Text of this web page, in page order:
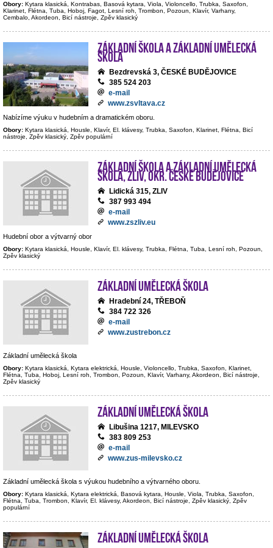
Obory: Kytara klasická, Kontrabas, Basová kytara, Viola, Violoncello, Trubka, Saxofon,
Klarinet, Flétna, Tuba, Hoboj, Fagot, Lesní roh, Trombon, Pozoun, Klavír, Varhany,
Cembalo, Akordeon, Bicí nástroje, Zpěv klasický
Základní škola a základní umělecká
škola
Bezdrevská 3, ČESKÉ BUDĚJOVICE
385 524 203
e-mail
www.zsvltava.cz
Nabízíme výuku v hudebním a dramatickém oboru.
Obory: Kytara klasická, Housle, Klavír, El. klávesy, Trubka, Saxofon, Klarinet, Flétna, Bicí
nástroje, Zpěv klasický, Zpěv populární
Základní škola a Základní umělecká
škola, Zliv, okr. České Budějovice
Lidická 315, ZLIV
387 993 494
e-mail
www.zszliv.eu
Hudební obor a výtvarný obor
Obory: Kytara klasická, Housle, Klavír, El. klávesy, Trubka, Flétna, Tuba, Lesní roh, Pozoun,
Zpěv klasický
Základní umělecká škola
Hradební 24, TŘEBOŇ
384 722 326
e-mail
www.zustrebon.cz
Základní umělecká škola
Obory: Kytara klasická, Kytara elektrická, Housle, Violoncello, Trubka, Saxofon, Klarinet,
Flétna, Tuba, Hoboj, Lesní roh, Trombon, Pozoun, Klavír, Varhany, Akordeon, Bicí nástroje,
Zpěv klasický
Základní umělecká škola
Libušina 1217, MILEVSKO
383 809 253
e-mail
www.zus-milevsko.cz
Základní umělecká škola s výukou hudebního a výtvarného oboru.
Obory: Kytara klasická, Kytara elektrická, Basová kytara, Housle, Viola, Trubka, Saxofon,
Flétna, Tuba, Trombon, Klavír, El. klávesy, Akordeon, Bicí nástroje, Zpěv klasický, Zpěv
populární
Základní umělecká škola